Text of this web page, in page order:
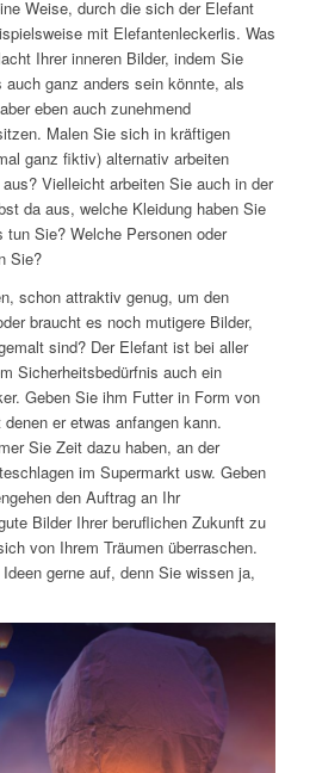
Weise, durch die sich der Elefant
mit Elefantenleckerlis. Was
Ihrer inneren Bilder, indem Sie
ganz anders sein könnte, als
eben auch zunehmend
Malen Sie sich in kräftigen
ganz fiktiv) alternativ arbeiten
Vielleicht arbeiten Sie auch in der
da aus, welche Kleidung haben Sie
Sie? Welche Personen oder
Sie?
schon attraktiv genug, um den
braucht es noch mutigere Bilder,
sind? Der Elefant ist bei aller
Sicherheitsbedürfnis auch ein
Geben Sie ihm Futter in Form von
er etwas anfangen kann.
Sie Zeit dazu haben, an der
im Supermarkt usw. Geben
den Auftrag an Ihr
Bilder Ihrer beruflichen Zukunft zu
von Ihrem Träumen überraschen.
gerne auf, denn Sie wissen ja,